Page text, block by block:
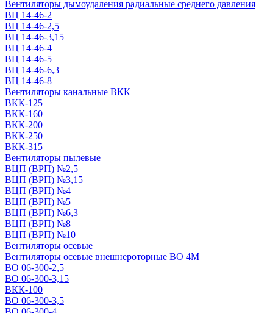
Вентиляторы дымоудаления радиальные среднего давления
ВЦ 14-46-2
ВЦ 14-46-2,5
ВЦ 14-46-3,15
ВЦ 14-46-4
ВЦ 14-46-5
ВЦ 14-46-6,3
ВЦ 14-46-8
Вентиляторы канальные ВКК
ВКК-125
ВКК-160
ВКК-200
ВКК-250
ВКК-315
Вентиляторы пылевые
ВЦП (ВРП) №2,5
ВЦП (ВРП) №3,15
ВЦП (ВРП) №4
ВЦП (ВРП) №5
ВЦП (ВРП) №6,3
ВЦП (ВРП) №8
ВЦП (ВРП) №10
Вентиляторы осевые
Вентиляторы осевые внешнероторные ВО 4М
ВО 06-300-2,5
ВО 06-300-3,15
ВКК-100
ВО 06-300-3,5